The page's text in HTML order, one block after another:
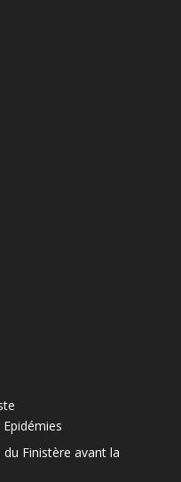
Finistère avant la